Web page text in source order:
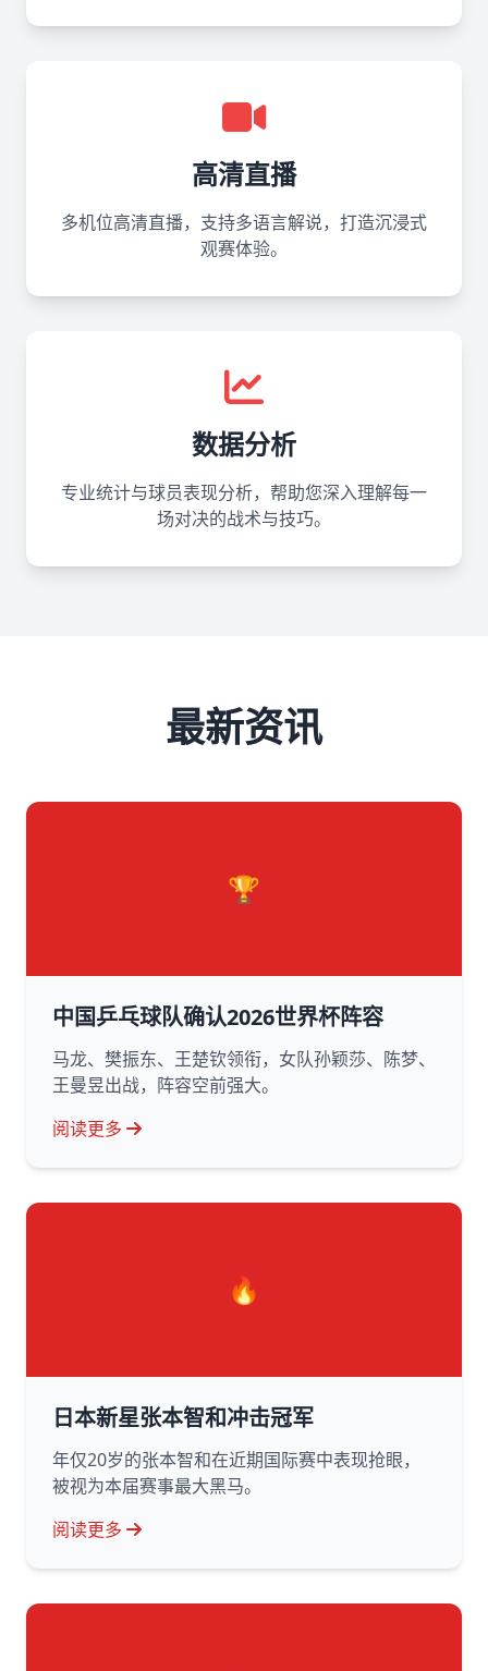
高清直播
多机位高清直播，支持多语言解说，打造沉浸式
观赛体验。
数据分析
专业统计与球员表现分析，帮助您深入理解每一
场对决的战术与技巧。
最新资讯
🏆
中国乒乓球队确认2026世界杯阵容
马龙、樊振东、王楚钦领衔，女队孙颖莎、陈梦、
王曼昱出战，阵容空前强大。
阅读更多
🔥
日本新星张本智和冲击冠军
年仅20岁的张本智和在近期国际赛中表现抢眼，
被视为本届赛事最大黑马。
阅读更多